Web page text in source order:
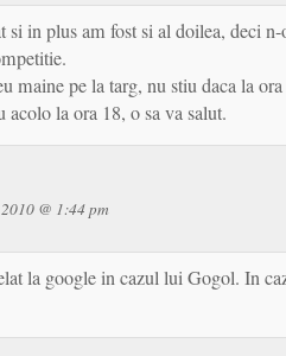
si in plus am fost si al doilea, deci
maine pe la targ, nu stiu daca la
acolo la ora 18, o sa va salut.
@ 1:44 pm
la google in cazul lui Gogol. In